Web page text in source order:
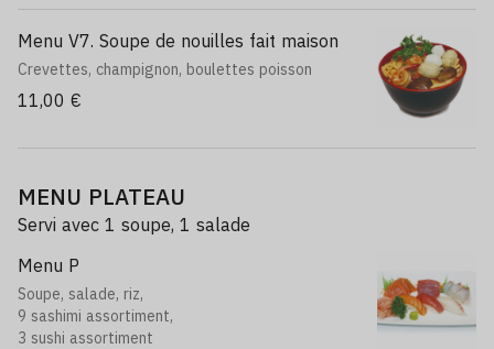
Menu V7. Soupe de nouilles fait maison
Crevettes, champignon, boulettes poisson
11,00 €
MENU PLATEAU
Servi avec 1 soupe, 1 salade
Menu P
Soupe, salade, riz,
9 sashimi assortiment,
3 sushi assortiment